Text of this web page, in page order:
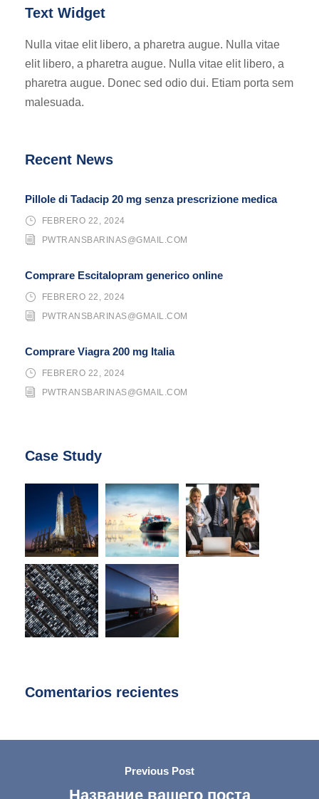
Text Widget
Nulla vitae elit libero, a pharetra augue. Nulla vitae
elit libero, a pharetra augue. Nulla vitae elit libero, a
pharetra augue. Donec sed odio dui. Etiam porta sem
malesuada.
Recent News
Pillole di Tadacip 20 mg senza prescrizione medica
FEBRERO 22, 2024
PWTRANSBARINAS@GMAIL.COM
Comprare Escitalopram generico online
FEBRERO 22, 2024
PWTRANSBARINAS@GMAIL.COM
Comprare Viagra 200 mg Italia
FEBRERO 22, 2024
PWTRANSBARINAS@GMAIL.COM
Case Study
Comentarios recientes
Previous Post
Название вашего поста